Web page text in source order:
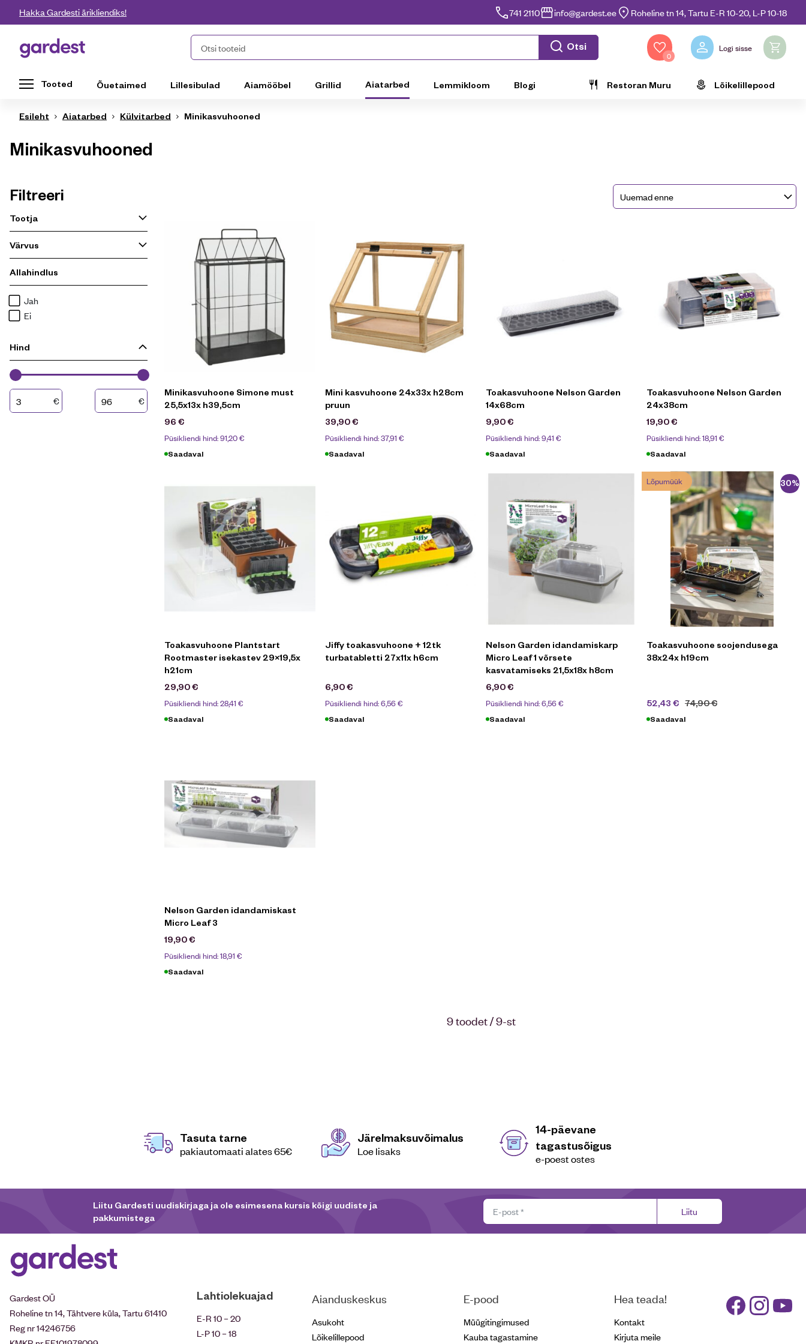
Liigu edasi põhisisu juurde
Hakka Gardesti ärikliendiks! 741 2110 info@gardest.ee Roheline tn 14, Tartu E-R 10-20, L-P 10-18
Gardest Otsi tooteid Otsi
0
Logi sisse
Tooted Õuetaimed Lillesibulad Aiamööbel Grillid Aiatarbed Lemmikloom Blogi Restoran Muru Lõikelillepood
Esileht Aiatarbed Külvitarbed Minikasvuhooned
Minikasvuhooned
Filtreeri
Tootja
Värvus
Allahindlus
Jah
Ei
Hind
€ €
Minikasvuhoone Simone must
25,5x13x h39,5cm
96 €
Püsikliendi hind:91,20€
Saadaval
Mini kasvuhoone 24x33x h28cm
pruun
39,90€
Püsikliendi hind:37,91 €
Saadaval
Toakasvuhoone Nelson Garden
14x68cm
9,90€
Püsikliendi hind:9,41 €
Saadaval
Toakasvuhoone Nelson Garden
24x38cm
19,90€
Püsikliendi hind:18,91 €
Saadaval
Toakasvuhoone Plantstart
Rootmaster isekastev 29×19,5x
h21cm
29,90€
Püsikliendi hind:28,41 €
Saadaval
Jiffy toakasvuhoone + 12tk
turbatabletti 27x11x h6cm
6,90€
Püsikliendi hind:6,56€
Saadaval
Nelson Garden idandamiskarp
Micro Leaf 1 võrsete
kasvatamiseks 21,5x18x h8cm
6,90€
Püsikliendi hind:6,56€
Saadaval
Lõpumüük -30%
Toakasvuhoone soojendusega
38x24x h19cm
74,90€
52,43 €
Saadaval
Nelson Garden idandamiskast
Micro Leaf 3
19,90€
Püsikliendi hind:18,91 €
Saadaval
9 toodet / 9-st
Tasuta tarne
pakiautomaati alates 65€
Järelmaksuvõimalus
Loe lisaks
14-päevane
tagastusõigus
e-poest ostes
Liitu Gardesti uudiskirjaga ja ole esimesena kursis kõigi uudiste ja
pakkumistega
Liitu
Gardest OÜ
Roheline tn 14, Tähtvere küla, Tartu 61410
Reg nr 14246756
Lahtiolekuajad
E-R 10 – 20
L-P 10 – 18
Aianduskeskus
Asukoht
Lõikelillepood
E-pood
Müügitingimused
Kauba tagastamine
Hea teada!
Kontakt
Kirjuta meile